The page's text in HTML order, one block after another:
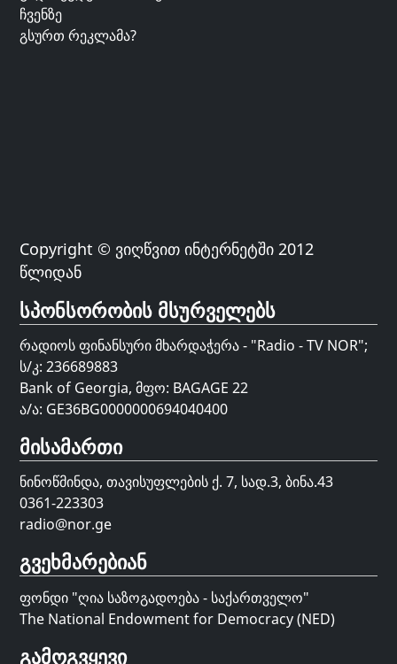
ჩვენზე
გსურთ რეკლამა?
Copyright © ვიღწვით ინტერნეტში 2012
წლიდან
სპონსორობის მსურველებს
რადიოს ფინანსური მხარდაჭერა - "Radio - TV NOR";
ს/კ: 236689883
Bank of Georgia, მფო: BAGAGE 22
ა/ა: GE36BG0000000694040400
მისამართი
ნინოწმინდა, თავისუფლების ქ. 7, სად.3, ბინა.43
0361-223303
radio@nor.ge
გვეხმარებიან
ფონდი "ღია საზოგადოება - საქართველო"
The National Endowment for Democracy (NED)
გამოგვყევი